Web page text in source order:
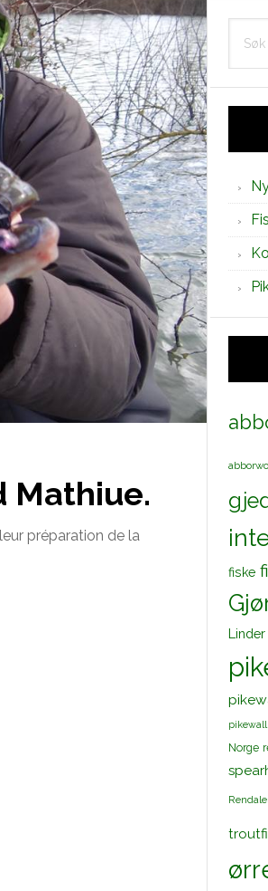
Mathiue.
préparation de la
fiske
Norge